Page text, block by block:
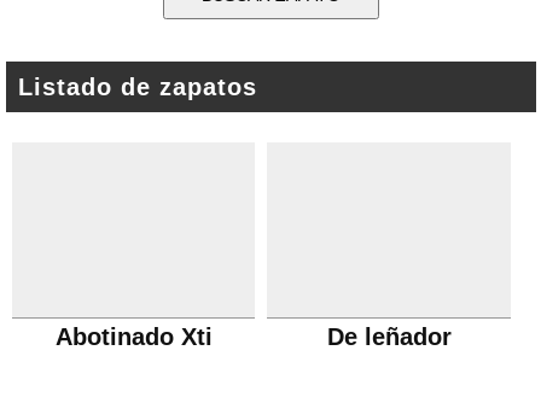
Listado de zapatos
Abotinado Xti De leñador